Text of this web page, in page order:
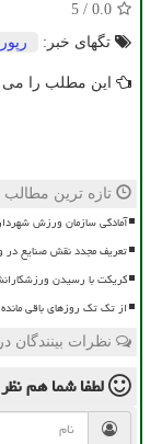
0.0
/
5
تگهای خبر:
این مطلب را می
تازه ترین
آمادگی سازمان ورزش
تعریف مجدد نقش صنایع در
کریکت با رسیدن ورزشکارانش به ۴۰۰
از تک تک روزهای باقی مانده
نظرات بینندگان
لطفا شما هم